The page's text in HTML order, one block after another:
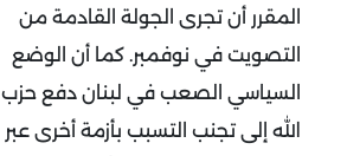
المقرر أن تجرى الجولة القادمة من
التصويت في نوفمبر. كما أن الوضع
السياسي الصعب في لبنان دفع حزب
الله إلى تجنب التسبب بأزمة أخرى عبر